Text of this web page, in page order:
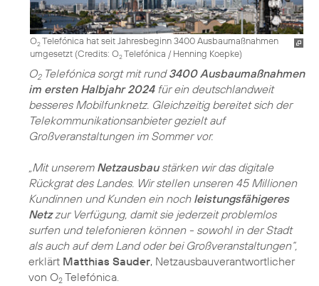
O2Telefónica hat seit Jahresbeginn 3400 Ausbaumaßnahmen
umgesetzt (Credits: O2Telefónica / Henning Koepke)
O2Telefónica sorgt mit rund3400 Ausbaumaßnahmen
im ersten Halbjahr 2024für ein deutschlandweit
besseres Mobilfunknetz. Gleichzeitig bereitet sich der
Telekommunikationsanbieter gezielt auf
Großveranstaltungen im Sommer vor.
„Mit unserem Netzausbaustärken wir das digitale
Rückgrat des Landes. Wir stellen unseren 45 Millionen
Kundinnen und Kunden ein noch leistungsfähigeres
Netzzur Verfügung, damit sie jederzeit problemlos
surfen und telefonieren können - sowohl in der Stadt
als auch auf dem Land oder bei Großveranstaltungen“,
erklärt Matthias Sauder, Netzausbauverantwortlicher
von O2 Telefónica.